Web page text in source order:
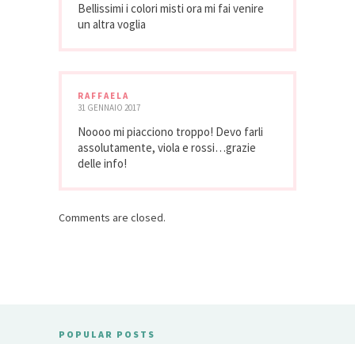
Bellissimi i colori misti ora mi fai venire
un altra voglia
RAFFAELA
31 GENNAIO 2017
Noooo mi piacciono troppo! Devo farli
assolutamente, viola e rossi…grazie
delle info!
Comments are closed.
POPULAR POSTS